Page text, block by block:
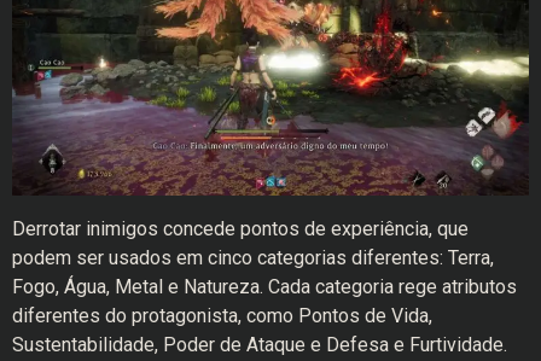
Derrotar inimigos concede pontos de experiência, que
podem ser usados em cinco categorias diferentes: Terra,
Fogo, Água, Metal e Natureza. Cada categoria rege atributos
diferentes do protagonista, como Pontos de Vida,
Sustentabilidade, Poder de Ataque e Defesa e Furtividade.